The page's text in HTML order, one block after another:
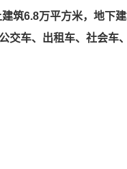
筑6.8万平方米，地下
交车、出租车、社会车